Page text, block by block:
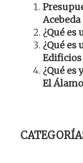
Acebeda
¿Qué es
¿Qué es
Edificios
¿Qué es
El